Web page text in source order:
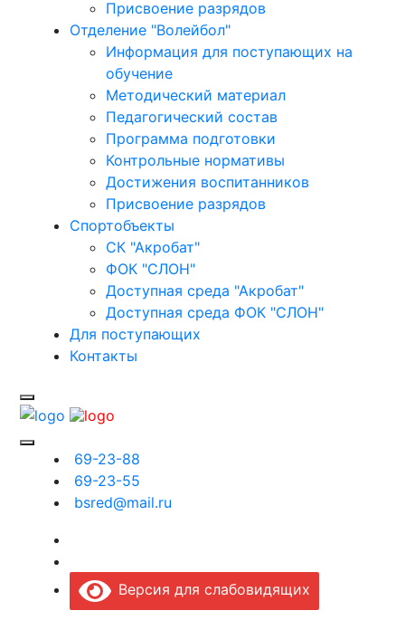
Присвоение разрядов
Отделение "Волейбол"
Информация для поступающих на
обучение
Методический материал
Педагогический состав
Программа подготовки
Контрольные нормативы
Достижения воспитанников
Присвоение разрядов
Спортобъекты
СК "Акробат"
ФОК "СЛОН"
Доступная среда "Акробат"
Доступная среда ФОК "СЛОН"
Для поступающих
Контакты
69-23-88
69-23-55
bsred@mail.ru
Версия для слабовидящих